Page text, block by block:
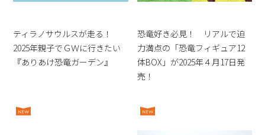
ティラノサウルスが走る！
2025年親子でＧＷに行きたい
『ありあけ恐竜ガーデン』
恐竜好き必見！ リアルで迫
力満点の「恐竜フィギュア12
体BOX」が2025年４月17日発
売！